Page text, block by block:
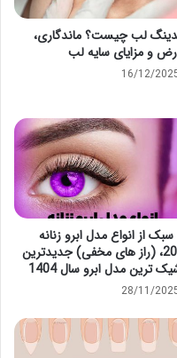
لب چیست؟ ماندگاری،
و مزایای سایه لب
16/12/
11 سبک از انواع مدل ابرو زنانه
2025، (راز های مخفی) جدیدترین
ترین مدل ابرو سال 1404
28/11/